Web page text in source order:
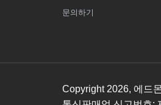
문의하기
Copyright 2026, 에드